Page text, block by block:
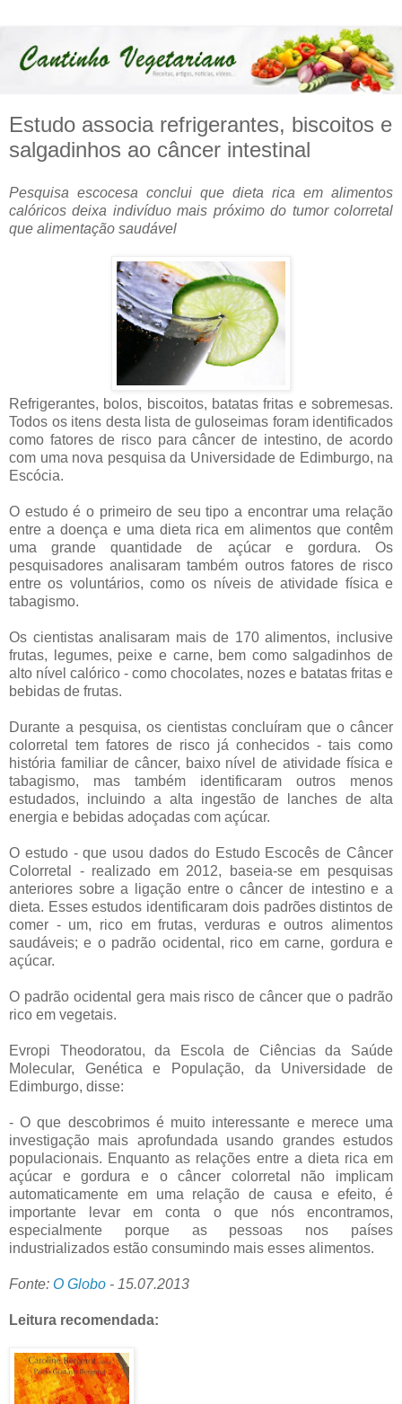
Estudo associa refrigerantes, biscoitos e
salgadinhos ao câncer intestinal
Pesquisa escocesa conclui que dieta rica em alimentos
calóricos deixa indivíduo mais próximo do tumor colorretal
que alimentação saudável
Refrigerantes, bolos, biscoitos, batatas fritas e sobremesas.
Todos os itens desta lista de guloseimas foram identificados
como fatores de risco para câncer de intestino, de acordo
com uma nova pesquisa da Universidade de Edimburgo, na
Escócia.
O estudo é o primeiro de seu tipo a encontrar uma relação
entre a doença e uma dieta rica em alimentos que contêm
uma grande quantidade de açúcar e gordura. Os
pesquisadores analisaram também outros fatores de risco
entre os voluntários, como os níveis de atividade física e
tabagismo.
Os cientistas analisaram mais de 170 alimentos, inclusive
frutas, legumes, peixe e carne, bem como salgadinhos de
alto nível calórico - como chocolates, nozes e batatas fritas e
bebidas de frutas.
Durante a pesquisa, os cientistas concluíram que o câncer
colorretal tem fatores de risco já conhecidos - tais como
história familiar de câncer, baixo nível de atividade física e
tabagismo, mas também identificaram outros menos
estudados, incluindo a alta ingestão de lanches de alta
energia e bebidas adoçadas com açúcar.
O estudo - que usou dados do Estudo Escocês de Câncer
Colorretal - realizado em 2012, baseia-se em pesquisas
anteriores sobre a ligação entre o câncer de intestino e a
dieta. Esses estudos identificaram dois padrões distintos de
comer - um, rico em frutas, verduras e outros alimentos
saudáveis; ​​e o padrão ocidental, rico em carne, gordura e
açúcar.
O padrão ocidental gera mais risco de câncer que o padrão
rico em vegetais.
Evropi Theodoratou, da Escola de Ciências da Saúde
Molecular, Genética e População, da Universidade de
Edimburgo, disse:
- O que descobrimos é muito interessante e merece uma
investigação mais aprofundada usando grandes estudos
populacionais. Enquanto as relações entre a dieta rica em
açúcar e gordura e o câncer colorretal não implicam
automaticamente em uma relação de causa e efeito, é
importante levar em conta o que nós encontramos,
especialmente porque as pessoas nos países
industrializados estão consumindo mais esses alimentos.
Fonte: O Globo - 15.07.2013
Leitura recomendada: